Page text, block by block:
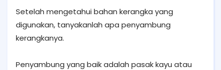
Setelah mengetahui bahan kerangka yang
digunakan, tanyakanlah apa penyambung
kerangkanya.
Penyambung yang baik adalah pasak kayu atau